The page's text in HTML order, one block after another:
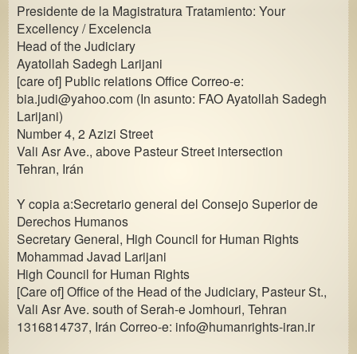
Presidente de la Magistratura Tratamiento: Your
Excellency / Excelencia
Head of the Judiciary
Ayatollah Sadegh Larijani
[care of] Public relations Office Correo-e:
bia.judi@yahoo.com (In asunto: FAO Ayatollah Sadegh
Larijani)
Number 4, 2 Azizi Street
Vali Asr Ave., above Pasteur Street intersection
Tehran, Irán
Y copia a:Secretario general del Consejo Superior de
Derechos Humanos
Secretary General, High Council for Human Rights
Mohammad Javad Larijani
High Council for Human Rights
[Care of] Office of the Head of the Judiciary, Pasteur St.,
Vali Asr Ave. south of Serah-e Jomhouri, Tehran
1316814737, Irán Correo-e: info@humanrights-iran.ir